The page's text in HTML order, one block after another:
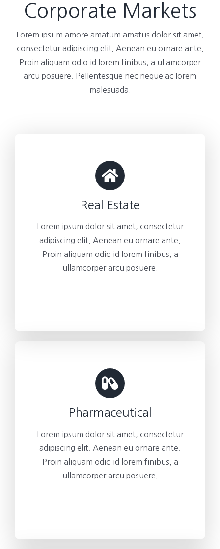
Corporate Markets
Lorem ipsum amore amatum amatus dolor sit amet,
consectetur adipiscing elit. Aenean eu ornare ante.
Proin aliquam odio id lorem finibus, a ullamcorper
arcu posuere. Pellentesque nec neque ac lorem
malesuada.
Real Estate
Lorem ipsum dolor sit amet, consectetur
adipiscing elit. Aenean eu ornare ante.
Proin aliquam odio id lorem finibus, a
ullamcorper arcu posuere.
Pharmaceutical
Lorem ipsum dolor sit amet, consectetur
adipiscing elit. Aenean eu ornare ante.
Proin aliquam odio id lorem finibus, a
ullamcorper arcu posuere.